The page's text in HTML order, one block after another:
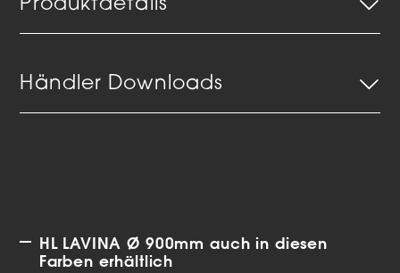
Produktdetails
Händler Downloads
HL LAVINA Ø 900mm auch in diesen
Farben erhältlich